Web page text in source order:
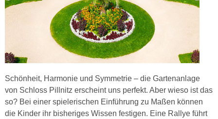
Schönheit, Harmonie und Symmetrie – die Gartenanlage
von Schloss Pillnitz erscheint uns perfekt. Aber wieso ist das
so? Bei einer spielerischen Einführung zu Maßen können
die Kinder ihr bisheriges Wissen festigen. Eine Rallye führt